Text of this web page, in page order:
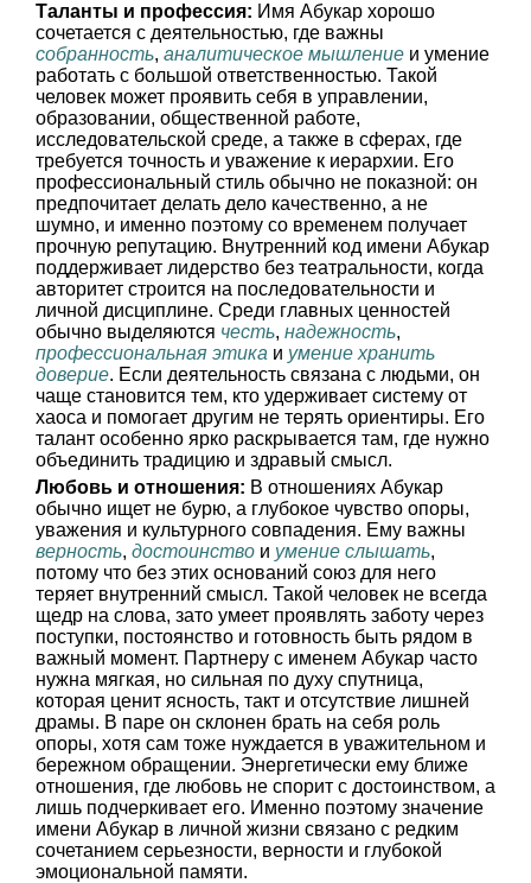
Таланты и профессия: Имя Абукар хорошо
сочетается с деятельностью, где важны
собранность, аналитическое мышление и умение
работать с большой ответственностью. Такой
человек может проявить себя в управлении,
образовании, общественной работе,
исследовательской среде, а также в сферах, где
требуется точность и уважение к иерархии. Его
профессиональный стиль обычно не показной: он
предпочитает делать дело качественно, а не
шумно, и именно поэтому со временем получает
прочную репутацию. Внутренний код имени Абукар
поддерживает лидерство без театральности, когда
авторитет строится на последовательности и
личной дисциплине. Среди главных ценностей
обычно выделяются честь, надежность,
профессиональная этика и умение хранить
доверие. Если деятельность связана с людьми, он
чаще становится тем, кто удерживает систему от
хаоса и помогает другим не терять ориентиры. Его
талант особенно ярко раскрывается там, где нужно
объединить традицию и здравый смысл.
Любовь и отношения: В отношениях Абукар
обычно ищет не бурю, а глубокое чувство опоры,
уважения и культурного совпадения. Ему важны
верность, достоинство и умение слышать,
потому что без этих оснований союз для него
теряет внутренний смысл. Такой человек не всегда
щедр на слова, зато умеет проявлять заботу через
поступки, постоянство и готовность быть рядом в
важный момент. Партнеру с именем Абукар часто
нужна мягкая, но сильная по духу спутница,
которая ценит ясность, такт и отсутствие лишней
драмы. В паре он склонен брать на себя роль
опоры, хотя сам тоже нуждается в уважительном и
бережном обращении. Энергетически ему ближе
отношения, где любовь не спорит с достоинством, а
лишь подчеркивает его. Именно поэтому значение
имени Абукар в личной жизни связано с редким
сочетанием серьезности, верности и глубокой
эмоциональной памяти.